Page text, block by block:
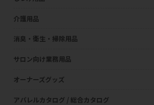
介護用品
消臭・衛生・掃除用品
サロン向け業務用品
オーナーズグッズ
アパレルカタログ / 総合カタログ